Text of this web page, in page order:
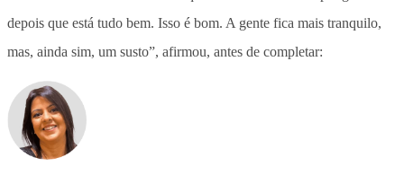
depois que está tudo bem. Isso é bom. A gente fica mais tranquilo,
mas, ainda sim, um susto”, afirmou, antes de completar: